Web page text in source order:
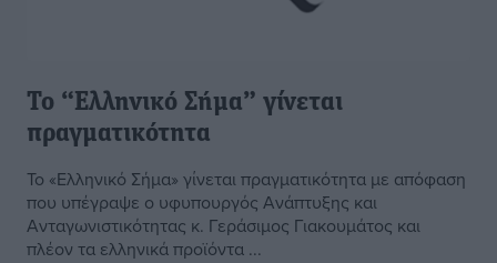
Το “Ελληνικό Σήμα” γίνεται
πραγματικότητα
Το «Ελληνικό Σήμα» γίνεται πραγματικότητα με απόφαση
που υπέγραψε ο υφυπουργός Ανάπτυξης και
Ανταγωνιστικότητας κ. Γεράσιμος Γιακουμάτος και
πλέον τα ελληνικά προϊόντα ...